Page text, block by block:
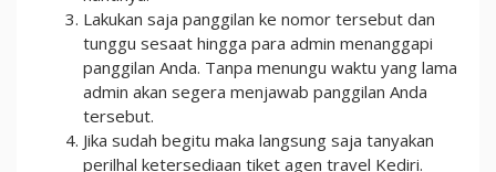
Lakukan saja panggilan ke nomor tersebut dan
tunggu sesaat hingga para admin menanggapi
panggilan Anda. Tanpa menungu waktu yang lama
admin akan segera menjawab panggilan Anda
tersebut.
Jika sudah begitu maka langsung saja tanyakan
perilhal ketersediaan tiket agen travel Kediri.